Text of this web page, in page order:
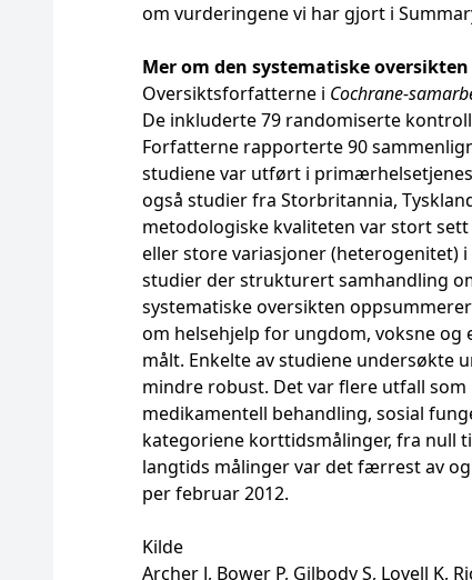
om vurderingene vi har gjort i
Mer om den systematiske oversikten
Oversiktsforfatterne i Cochrane-
De inkluderte 79 randomiserte
Forfatterne rapporterte 90
studiene var utført i
også studier fra Storbritannia,
metodologiske kvaliteten var stort
eller store variasjoner (heterogenitet)
studier der strukturert samhandling
systematiske oversikten
om helsehjelp for ungdom, voksne og
målt. Enkelte av studiene undersøkte
mindre robust. Det var flere utfall
medikamentell behandling, sosial
kategoriene korttidsmålinger, fra null
langtids målinger var det færrest av
per februar 2012.
Kilde
Archer J, Bower P, Gilbody S, Lovell K,